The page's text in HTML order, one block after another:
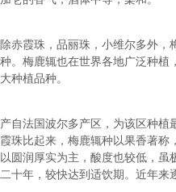
除赤霞珠，品丽珠，小维尔多外，
种。梅鹿辄也在世界各地广泛种
大种植品种。
产自法国波尔多产区，为该区种
霞珠比起来，梅鹿辄种以果香著
以圆润厚实为主，酸度也较低，
二十年，较快达到适饮期。近年来